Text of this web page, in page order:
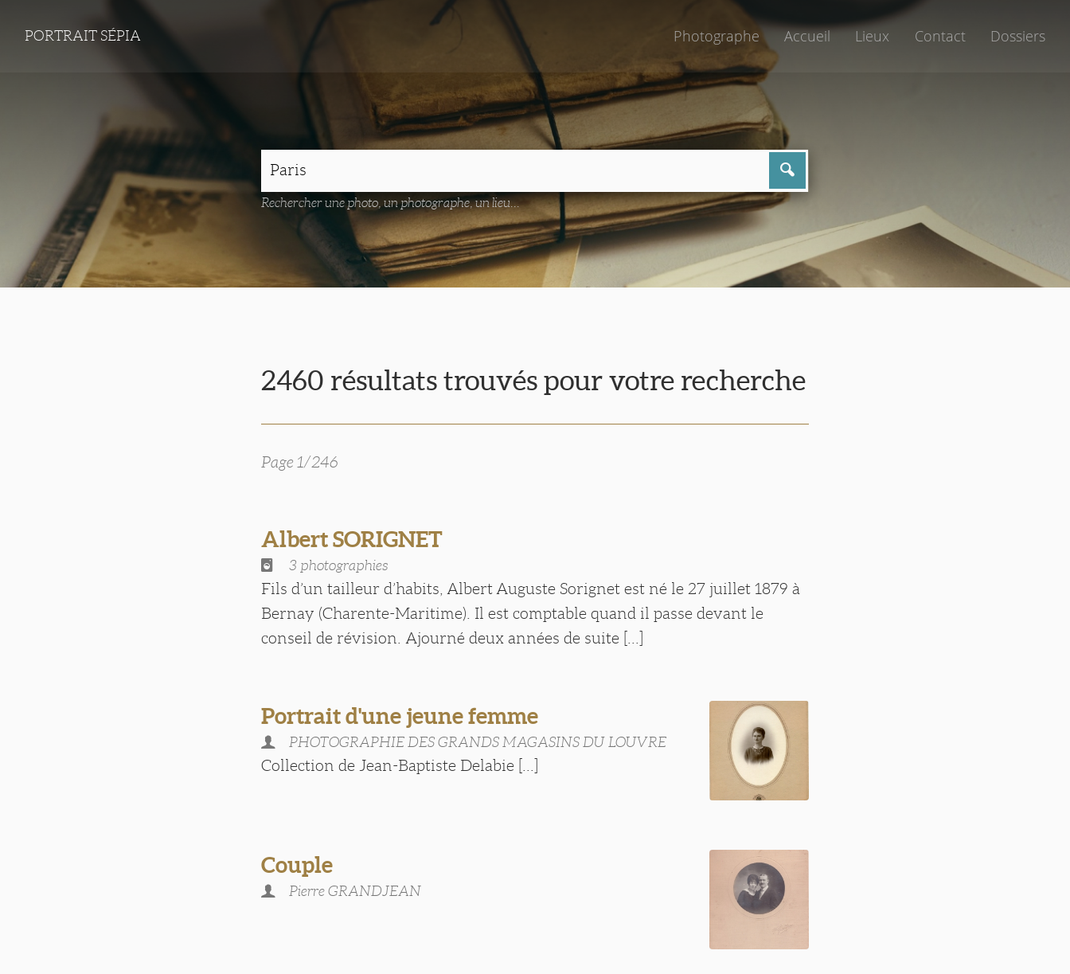
PORTRAIT SÉPIA Photographe Accueil Lieux Contact Dossiers
Rechercher une photo, un photographe, un lieu...
2460 résultats trouvés pour votre recherche
Page 1/246
Albert SORIGNET
3 photographies
Fils d’un tailleur d’habits, Albert Auguste Sorignet est né le 27 juillet 1879 à
Bernay (Charente-Maritime). Il est comptable quand il passe devant le
conseil de révision. Ajourné deux années de suite [...]
Portrait d'une jeune femme
PHOTOGRAPHIE DES GRANDS MAGASINS DU LOUVRE
Collection de Jean-Baptiste Delabie [...]
Couple
Pierre GRANDJEAN